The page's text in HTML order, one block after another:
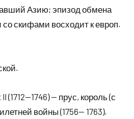
Азию; эпизод обмена
скифами восходит к европ.
— прус, король (с
войны (1756— 1763).